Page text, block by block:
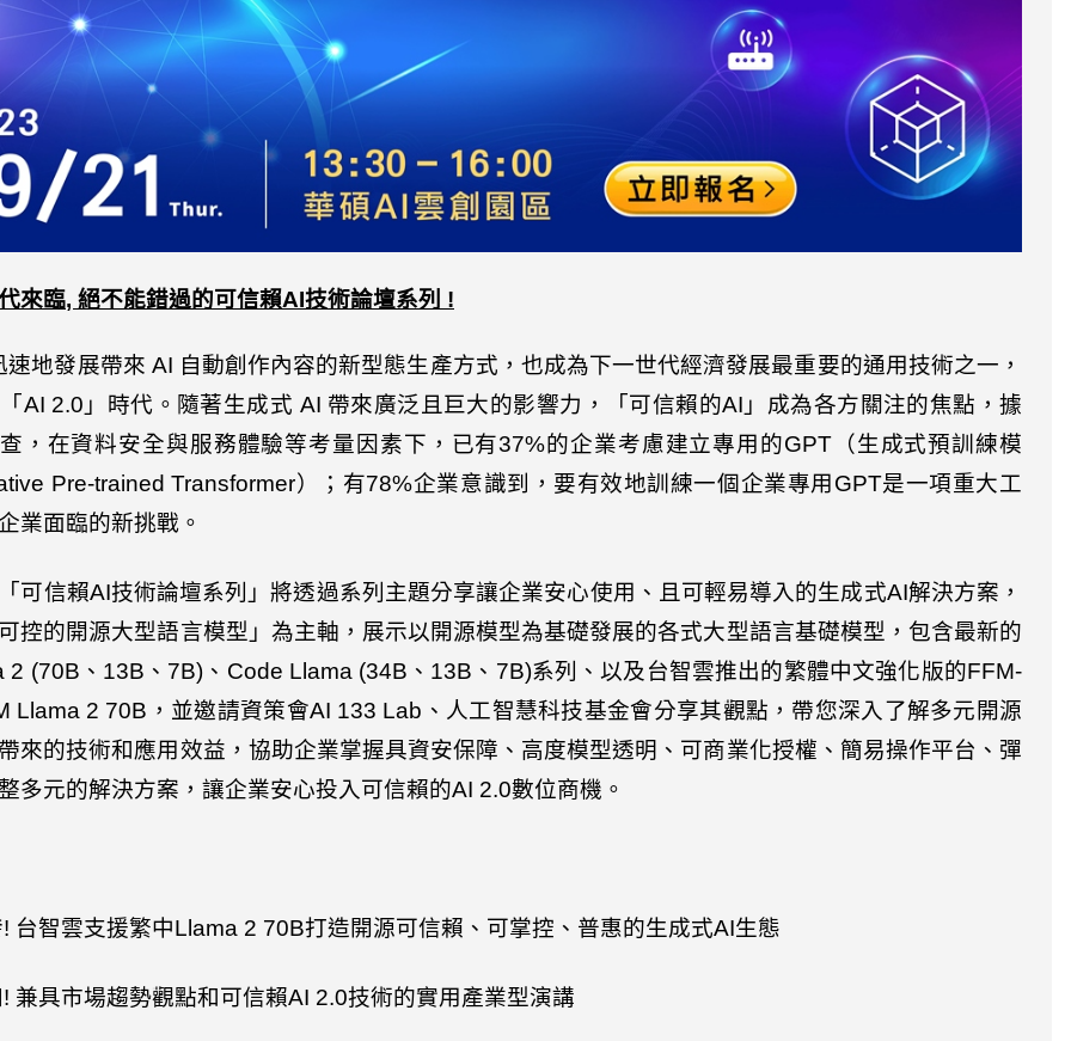
來臨, 絕不能錯過的可信賴AI技術論壇系列 !
速地發展帶來 AI 自動創作內容的新型態生產方式，也成為下一世代經濟發展最重要的通用技術之一，
AI 2.0 」時代。隨著生成式 AI 帶來廣泛且巨大的影響力，「可信賴的AI 」成為各方關注的焦點，據
，在資料安全與服務體驗等考量因素下，已有37%的企業考慮建立專用的GPT（生成式預訓練模
Pre-trained Transformer）；有78%企業意識到，要有效地訓練一個企業專用 GPT是一項重大工
業面臨的新挑戰。
可信賴AI技術論壇系列」將透過系列主題分享讓企業安心使用、且可輕易導入的生成式AI解決方案，
控的開源大型語言模型」為主軸，展示以開源模型為基礎發展的各式大型語言基礎模型，包含最新的
2 (70B 、 13B 、 7B) 、 Code Llama (34B 、 13B 、 7B)系列、以及台智雲推出的繁體中文強化版的FFM-
Llama 2 70B ，並邀請資策會AI 133 Lab 、人工智慧科技基金會分享其觀點，帶您深入了解多元開源
來的技術和應用效益，協助企業掌握具資安保障、高度模型透明、可商業化授權、簡易操作平台、彈
多元的解決方案，讓企業安心投入可信賴的AI 2.0數位商機。
! 台智雲支援繁中Llama 2 70B打造開源可信賴、可掌控、普惠的生成式AI生態
! 兼具市場趨勢觀點和可信賴AI 2.0技術的實用產業型演講